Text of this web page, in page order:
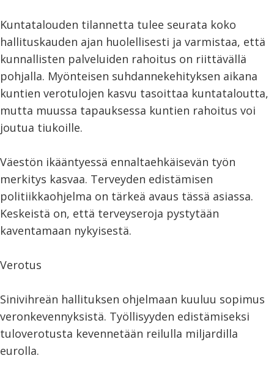
Kuntatalouden tilannetta tulee seurata koko
hallituskauden ajan huolellisesti ja varmistaa, että
kunnallisten palveluiden rahoitus on riittävällä
pohjalla. Myönteisen suhdannekehityksen aikana
kuntien verotulojen kasvu tasoittaa kuntataloutta,
mutta muussa tapauksessa kuntien rahoitus voi
joutua tiukoille.
Väestön ikääntyessä ennaltaehkäisevän työn
merkitys kasvaa. Terveyden edistämisen
politiikkaohjelma on tärkeä avaus tässä asiassa.
Keskeistä on, että terveyseroja pystytään
kaventamaan nykyisestä.
Verotus
Sinivihreän hallituksen ohjelmaan kuuluu sopimus
veronkevennyksistä. Työllisyyden edistämiseksi
tuloverotusta kevennetään reilulla miljardilla
eurolla.